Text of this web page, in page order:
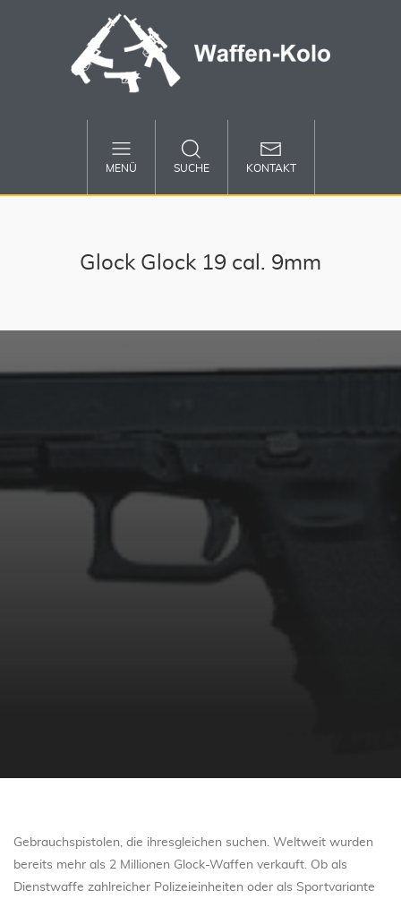
MENÜ SUCHE KONTAKT
Glock Glock 19 cal. 9mm
Gebrauchspistolen, die ihresgleichen suchen. Weltweit wurden
bereits mehr als 2 Millionen Glock-Waffen verkauft. Ob als
Dienstwaffe zahlreicher Polizeieinheiten oder als Sportvariante